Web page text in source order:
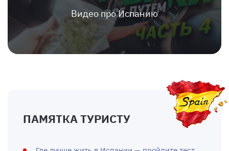
Видео про Испанию
ПАМЯТКА ТУРИСТУ